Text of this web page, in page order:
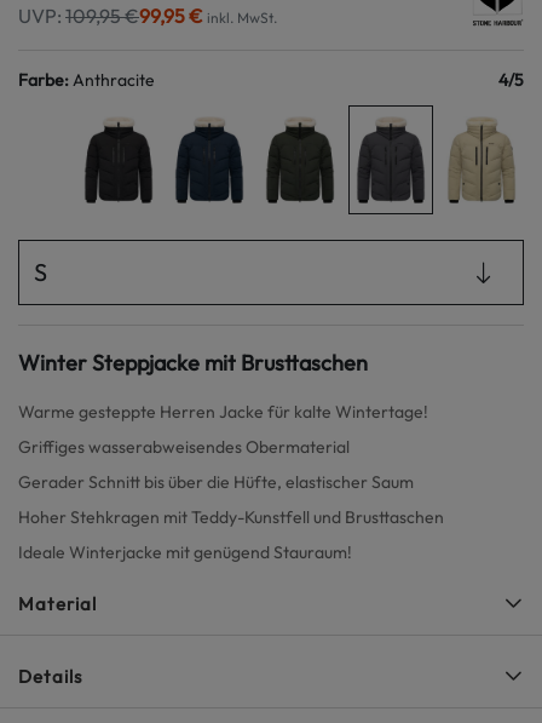
UVP: 109,95 €99,95 € inkl. MwSt.
Farbe:Anthracite 4/5
S
Winter Steppjacke mit Brusttaschen
Warme gesteppte Herren Jacke für kalte Wintertage!
Griffiges wasserabweisendes Obermaterial
Gerader Schnitt bis über die Hüfte, elastischer Saum
Hoher Stehkragen mit Teddy-Kunstfell und Brusttaschen
Ideale Winterjacke mit genügend Stauraum!
Material
Details